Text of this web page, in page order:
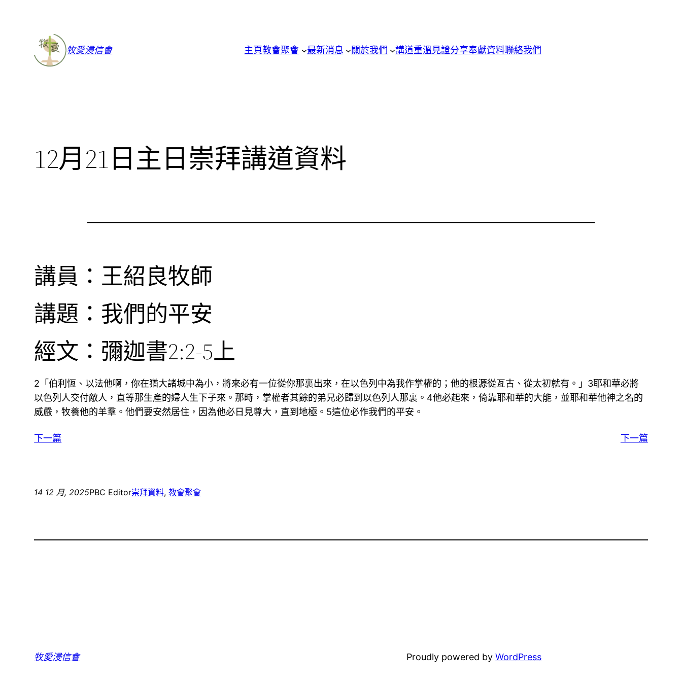
牧愛浸信會 主頁教會聚會 最新消息 關於我們 講道重溫 見證分享奉獻資料聯絡我們
12月21日主日崇拜講道資料
講員：王紹良牧師
講題：我們的平安
經文：彌迦書2:2-5上
2「伯利恆、以法他啊，你在猶大諸城中為小，將來必有一位從你那裏出來，在以色列中為我作掌權的；他的根源從亙古、從太初就有。」3耶和華必將
以色列人交付敵人，直等那生產的婦人生下子來。那時，掌權者其餘的弟兄必歸到以色列人那裏。4他必起來，倚靠耶和華的大能，並耶和華他神之名的
威嚴，牧養他的羊羣。他們要安然居住，因為他必日見尊大，直到地極。5這位必作我們的平安。
下一篇 下一篇
14 12 月, 2025PBC Editor崇拜資料, 教會聚會
牧愛浸信會 Proudly powered byWordPress